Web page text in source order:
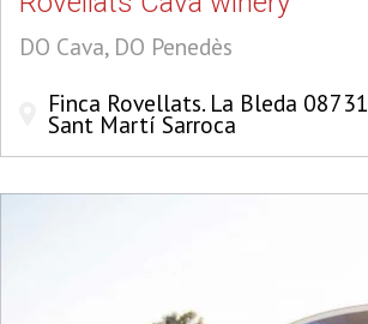
DO Cava, DO Penedès
Finca Rovellats. La Bleda 08731
Sant Martí Sarroca